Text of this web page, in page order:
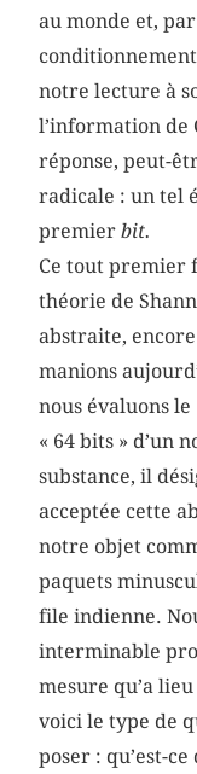
au monde et,
notre lecture à
l’information de
réponse, peut-
radicale : un tel
premierbit.
Ce tout premier
théorie de
abstraite,
manions
nous évaluons
« 64 bits » d’un
substance, il
acceptée cette
notre objet
paquets
file indienne.
interminable
mesure qu’a
voici le type de
poser : qu’est-